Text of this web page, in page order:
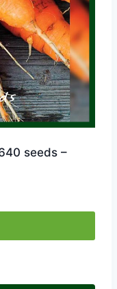
seeds –